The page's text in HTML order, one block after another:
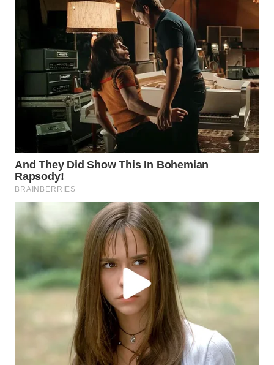
WN
TAPANULI
WN
SAMOSIR
WN
PADANG
LAWAS
WN
SUMEDANG
CIANJUR
KEPULAUAN
SERIBU